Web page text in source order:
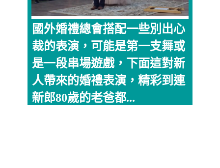
國外婚禮總會搭配一些別出心
裁的表演，可能是第一支舞或
是一段串場遊戲，下面這對新
人帶來的婚禮表演，精彩到連
新郎80歲的老爸都...